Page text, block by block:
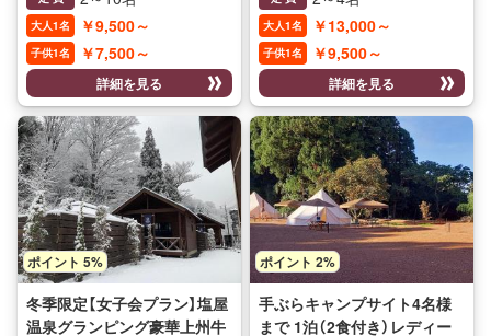
ボードに行かれる方のためにお気
軽に素泊まりできるプラン 水洗ト
イレ、パウダールームは別棟に完
備！（電子レンジ、ポットなどござ
います。） 食事はありませんので
ご自由にお持ち込みください。 無
料送迎有（要予約） サウナ利用がセ
ットになっているプランとなりま
す。 16：00～ 1h利用可能です。
近隣のスキー場までの車での移動
時間と距離 ・ノルンスキー場 3分
3km ・大穴スキー場 10分 8km ・
ホワイトバレー 12分 10km ・スノ
ーパーク奥利根 15分 15km ・宝台
樹スキー場 25分 28km ・藤原スキ
ー場 35分 32㎞ ・天神平スキー場
30分 30㎞ 近隣のコンビニ＆スー
大人1名 ￥9,500～
子供1名 ￥7,500～
詳細を見る
す スキー・スノーボードを初めて
させてあげたい・上達させたい・
楽しませてあげたいご家族にお勧
めのプランです！ 手ぶらでバレル
キャビンに宿泊できる癒しの冬プ
ライベートプラン・・・ ゆっくり
とプライベートで冬のお時間を過
ごせる、そう考えてた方におスス
メです！！宿泊が可能なバレルで
す Minakami camp hillsの寝具は寝
袋がご用意してあります みなかみ
町は温泉町ですので近隣の温泉割
引チケットのご用意がございます
のでお申し付け下さい ※こちらの
プランは素泊まりプランとなって
おりますので、お食事に関しまし
てはお客様ご自身でご用意いただ
大人1名 ￥13,000～
子供1名 ￥9,500～
詳細を見る
ポイント 5%
冬季限定【女子会プラン】塩屋
温泉グランピング豪華上州牛
ポイント 2%
手ぶらキャンプサイト4名様
まで 1泊（2食付き）レディー